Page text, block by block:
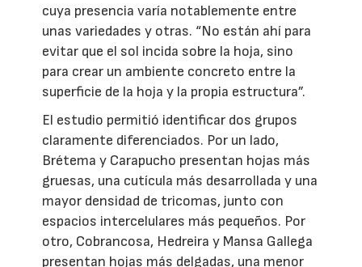
cuya presencia varía notablemente entre
unas variedades y otras. “No están ahí para
evitar que el sol incida sobre la hoja, sino
para crear un ambiente concreto entre la
superficie de la hoja y la propia estructura”.
El estudio permitió identificar dos grupos
claramente diferenciados. Por un lado,
Brétema y Carapucho presentan hojas más
gruesas, una cutícula más desarrollada y una
mayor densidad de tricomas, junto con
espacios intercelulares más pequeños. Por
otro, Cobrancosa, Hedreira y Mansa Gallega
presentan hojas más delgadas, una menor